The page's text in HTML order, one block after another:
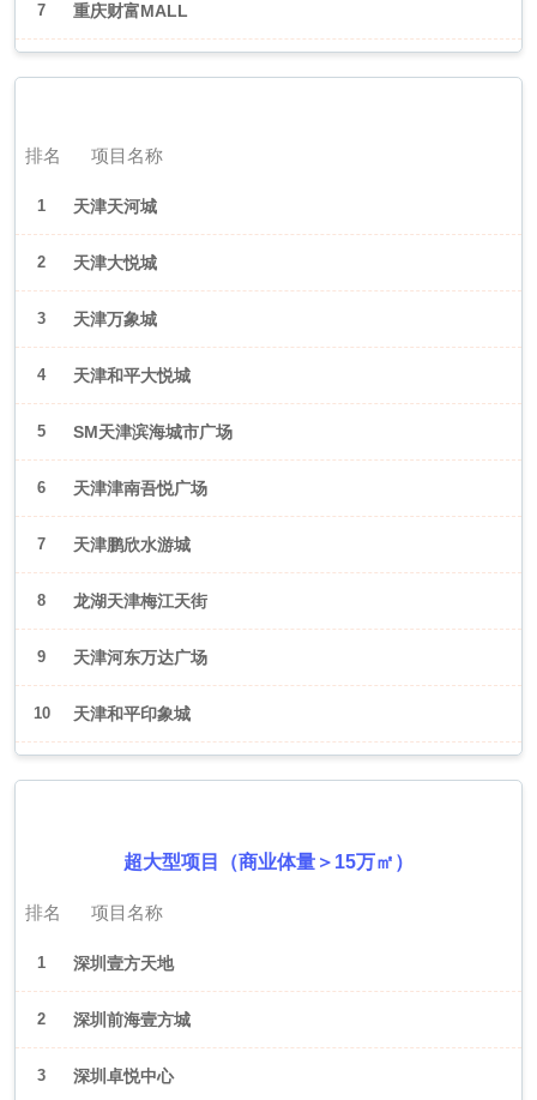
7 重庆财富MALL
排名 项目名称
1 天津天河城
2 天津大悦城
3 天津万象城
4 天津和平大悦城
5 SM天津滨海城市广场
6 天津津南吾悦广场
7 天津鹏欣水游城
8 龙湖天津梅江天街
9 天津河东万达广场
10 天津和平印象城
超大型项目（商业体量＞15万㎡）
排名 项目名称
1 深圳壹方天地
2 深圳前海壹方城
3 深圳卓悦中心